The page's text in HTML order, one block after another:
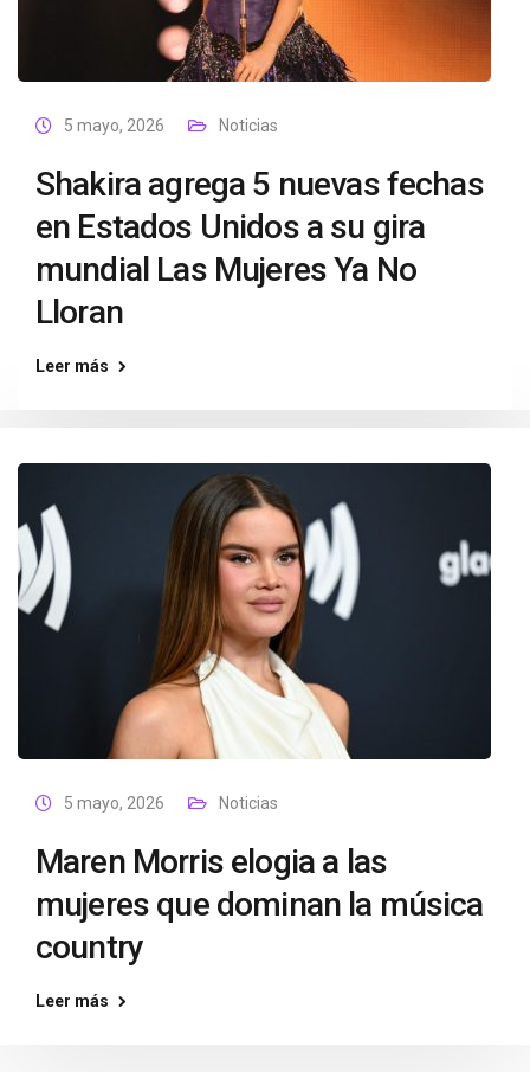
5 mayo, 2026 Noticias
Shakira agrega 5 nuevas fechas
en Estados Unidos a su gira
mundial Las Mujeres Ya No
Lloran
Leer más
5 mayo, 2026 Noticias
Maren Morris elogia a las
mujeres que dominan la música
country
Leer más